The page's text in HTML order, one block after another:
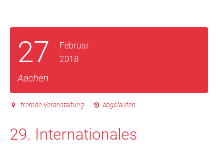
27
Februar
2018
Aachen
fremde Veranstaltung abgelaufen
29. Internationales